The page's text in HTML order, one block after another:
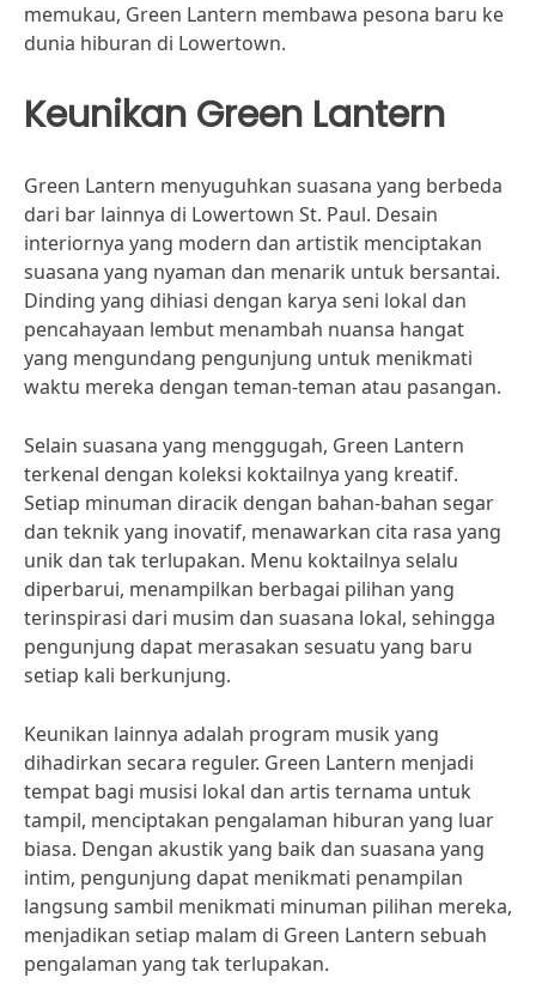
memukau, Green Lantern membawa pesona baru ke
dunia hiburan di Lowertown.
Keunikan Green Lantern
Green Lantern menyuguhkan suasana yang berbeda
dari bar lainnya di Lowertown St. Paul. Desain
interiornya yang modern dan artistik menciptakan
suasana yang nyaman dan menarik untuk bersantai.
Dinding yang dihiasi dengan karya seni lokal dan
pencahayaan lembut menambah nuansa hangat
yang mengundang pengunjung untuk menikmati
waktu mereka dengan teman-teman atau pasangan.
Selain suasana yang menggugah, Green Lantern
terkenal dengan koleksi koktailnya yang kreatif.
Setiap minuman diracik dengan bahan-bahan segar
dan teknik yang inovatif, menawarkan cita rasa yang
unik dan tak terlupakan. Menu koktailnya selalu
diperbarui, menampilkan berbagai pilihan yang
terinspirasi dari musim dan suasana lokal, sehingga
pengunjung dapat merasakan sesuatu yang baru
setiap kali berkunjung.
Keunikan lainnya adalah program musik yang
dihadirkan secara reguler. Green Lantern menjadi
tempat bagi musisi lokal dan artis ternama untuk
tampil, menciptakan pengalaman hiburan yang luar
biasa. Dengan akustik yang baik dan suasana yang
intim, pengunjung dapat menikmati penampilan
langsung sambil menikmati minuman pilihan mereka,
menjadikan setiap malam di Green Lantern sebuah
pengalaman yang tak terlupakan.